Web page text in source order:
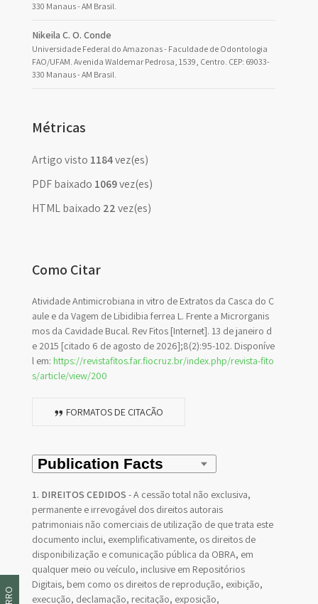
330 Manaus - AM Brasil.
Nikeila C. O. Conde
Universidade Federal do Amazonas - Faculdade de Odontologia
FAO/UFAM. Avenida Waldemar Pedrosa, 1539, Centro. CEP: 69033-
330 Manaus - AM Brasil.
Métricas
Artigo visto 1184vez(es)
PDF baixado 1069vez(es)
HTML baixado 22vez(es)
Como Citar
Atividade Antimicrobiana in vitro de Extratos da Casca do C
aule e da Vagem de Libidibia ferrea L. Frente a Microrganis
mos da Cavidade Bucal. Rev Fitos [Internet]. 13 de janeiro d
e 2015 [citado 6 de agosto de 2026];8(2):95-102. Disponíve
l em: https://revistafitos.far.fiocruz.br/index.php/revista-fito
s/article/view/200
FORMATOS DE CITAÇÃO
1. DIREITOS CEDIDOS - A cessão total não exclusiva,
permanente e irrevogável dos direitos autorais
patrimoniais não comerciais de utilização de que trata este
documento inclui, exemplificativamente, os direitos de
disponibilização e comunicação pública da OBRA, em
qualquer meio ou veículo, inclusive em Repositórios
Digitais, bem como os direitos de reprodução, exibição,
execução, declamação, recitação, exposição,